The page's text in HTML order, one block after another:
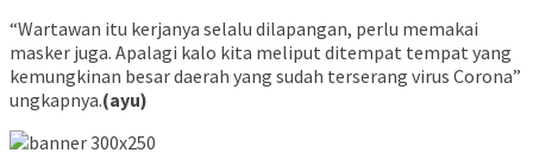
“Wartawan itu kerjanya selalu dilapangan, perlu memakai
masker juga. Apalagi kalo kita meliput ditempat tempat yang
kemungkinan besar daerah yang sudah terserang virus Corona”
ungkapnya.(ayu)